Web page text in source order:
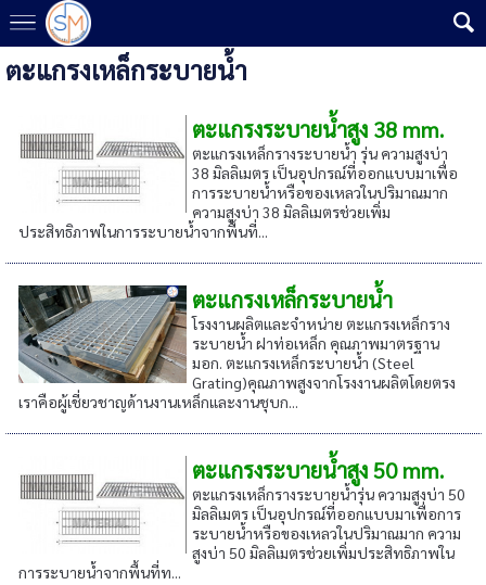
ตะแกรงเหล็กระบายน้ำ
ตะแกรงระบายน้ำสูง 38 mm.
ตะแกรงเหล็กรางระบายน้ำ รุ่น ความสูงบ่า
38 มิลลิเมตร เป็นอุปกรณ์ที่ออกแบบมาเพื่อ
การระบายน้ำหรือของเหลวในปริมาณมาก
ความสูงบ่า 38 มิลลิเมตรช่วยเพิ่ม
ประสิทธิภาพในการระบายน้ำจากพื้นที่...
ตะแกรงเหล็กระบายน้ำ
โรงงานผลิตและจำหน่าย ตะแกรงเหล็กราง
ระบายน้ำ ฝาท่อเหล็ก คุณภาพมาตรฐาน
มอก. ตะแกรงเหล็กระบายน้ำ (Steel
Grating)คุณภาพสูงจากโรงงานผลิตโดยตรง
เราคือผู้เชี่ยวชาญด้านงานเหล็กและงานชุบก...
ตะแกรงระบายน้ำสูง 50 mm.
ตะแกรงเหล็กรางระบายน้ำรุ่น ความสูงบ่า 50
มิลลิเมตร เป็นอุปกรณ์ที่ออกแบบมาเพื่อการ
ระบายน้ำหรือของเหลวในปริมาณมาก ความ
สูงบ่า 50 มิลลิเมตรช่วยเพิ่มประสิทธิภาพใน
การระบายน้ำจากพื้นที่ท...